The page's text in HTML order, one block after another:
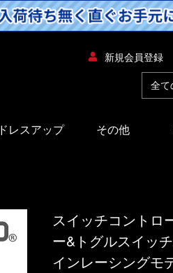
新規会員登録
ドレスアップ その他
スイッチコントロ
ー&トグルスイッ
インレーシングモ